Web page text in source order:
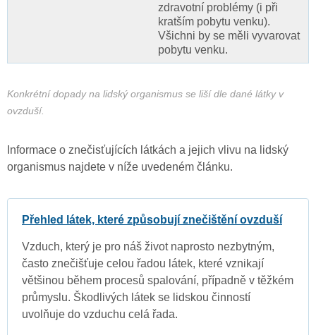
zdravotní problémy (i při
kratším pobytu venku).
Všichni by se měli vyvarovat
pobytu venku.
Konkrétní dopady na lidský organismus se liší dle dané látky v
ovzduší.
Informace o znečisťujících látkách a jejich vlivu na lidský
organismus najdete v níže uvedeném článku.
Přehled látek, které způsobují znečištění ovzduší
Vzduch, který je pro náš život naprosto nezbytným,
často znečišťuje celou řadou látek, které vznikají
většinou během procesů spalování, případně v těžkém
průmyslu. Škodlivých látek se lidskou činností
uvolňuje do vzduchu celá řada.